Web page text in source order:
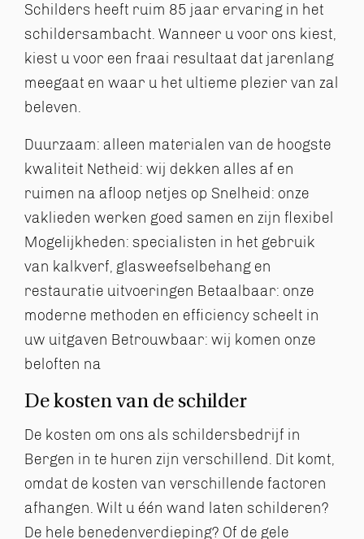
Schilders heeft ruim 85 jaar ervaring in het
schildersambacht. Wanneer u voor ons kiest,
kiest u voor een fraai resultaat dat jarenlang
meegaat en waar u het ultieme plezier van zal
beleven.
Duurzaam: alleen materialen van de hoogste
kwaliteit Netheid: wij dekken alles af en
ruimen na afloop netjes op Snelheid: onze
vaklieden werken goed samen en zijn flexibel
Mogelijkheden: specialisten in het gebruik
van kalkverf, glasweefselbehang en
restauratie uitvoeringen Betaalbaar: onze
moderne methoden en efficiency scheelt in
uw uitgaven Betrouwbaar: wij komen onze
beloften na
De kosten van de schilder
De kosten om ons als schildersbedrijf in
Bergen in te huren zijn verschillend. Dit komt,
omdat de kosten van verschillende factoren
afhangen. Wilt u één wand laten schilderen?
De hele benedenverdieping? Of de gele